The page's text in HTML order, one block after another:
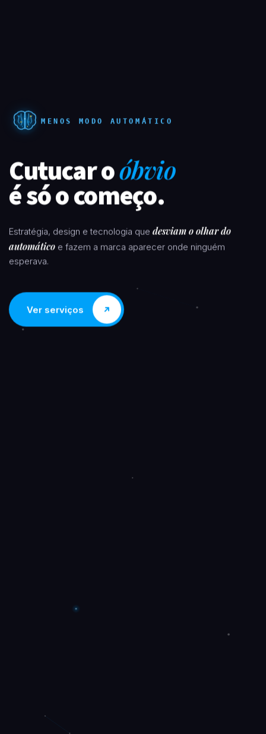
MENOS MODO AUTOMÁTICO
Cutucar oóbvio
é só o começo.
Estratégia, design e tecnologia que desviam o olhar do
automáticoe fazem a marca aparecer onde ninguém
esperava.
Ver serviços